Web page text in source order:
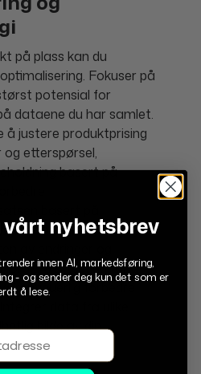
på plass kan du
Fokuser på
potensial for
dataene du har samlet.
å justere produktprising
etterspørsel,
basert på
rapporteringsverktøy
Bruk A/B testing for å
kontinuerlig forbedre
bilde av din
vårt nyhetsbrev
innen AI, markedsføring,
- og sender deg kun det som er
å lese.